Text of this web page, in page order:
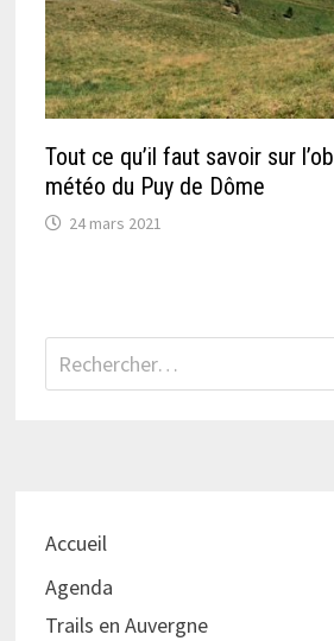
Tout ce qu’il faut savoir sur
météo du Puy de Dôme
24 mars 2021
Rechercher :
Accueil
Agenda
Trails en Auvergne